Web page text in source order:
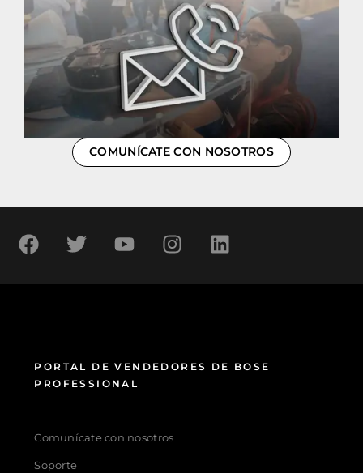
COMUNÍCATE CON NOSOTROS
PORTAL DE VENDEDORES DE BOSE
PROFESSIONAL
Comunícate con nosotros
Soporte